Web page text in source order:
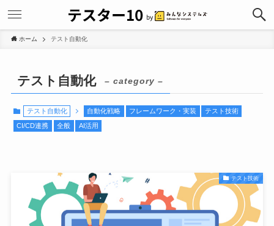
ホーム テスト自動化
テスト自動化 – category –
テスト自動化 自動化戦略 フレームワーク・実装 テスト技術
CI/CD連携 全般 AI活用
テスト技術